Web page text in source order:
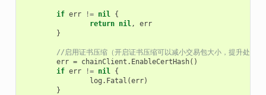
if err != nil {
return nil,
err
}
//启用证书压缩（开启证书压缩可以减小交易包大小，提升处理性
err = chainClient . EnableCertHash()
if err != nil {
log . Fatal (err)
}